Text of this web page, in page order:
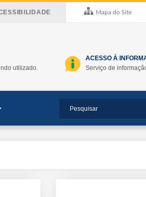
Mapa do Site
utilizado.
ACESSO À
Serviço de